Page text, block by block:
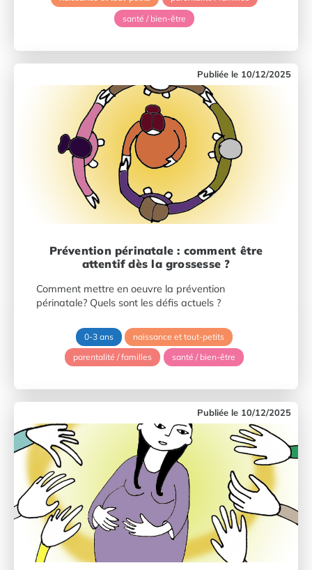
santé / bien-être
10/12/2025
Prévention périnatale : comment être
attentif dès la grossesse ?
Comment mettre en oeuvre la prévention
périnatale? Quels sont les défis actuels ?
0-3 ans
naissance et tout-petits
parentalité / familles
santé / bien-être
10/12/2025